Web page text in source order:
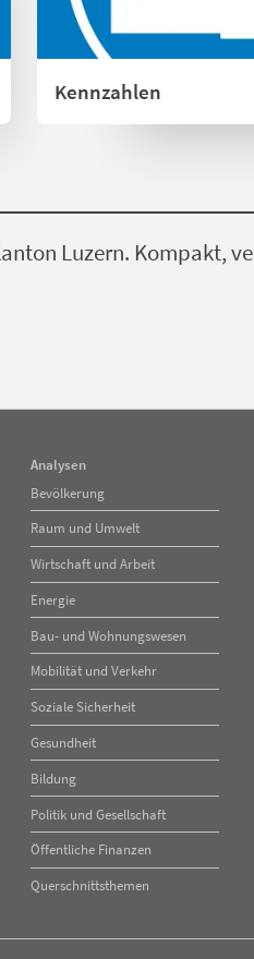
Kennzahlen
Luzern. Kompakt,
Analysen
überspringen
Bevölkerung
Raum und Umwelt
Wirtschaft und Arbeit
Energie
Bau- und Wohnungswesen
Mobilität und Verkehr
Soziale Sicherheit
Gesundheit
Bildung
Politik und Gesellschaft
Öffentliche Finanzen
Querschnittsthemen